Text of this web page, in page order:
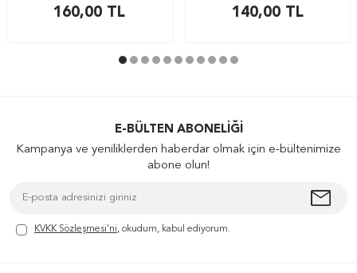
160,00 TL 140,00TL
E-BÜLTEN ABONELIĞI
Kampanya ve yeniliklerden haberdar olmak için e-bültenimize
abone olun!
KVKK Sözleşmesi'ni, okudum, kabul ediyorum.